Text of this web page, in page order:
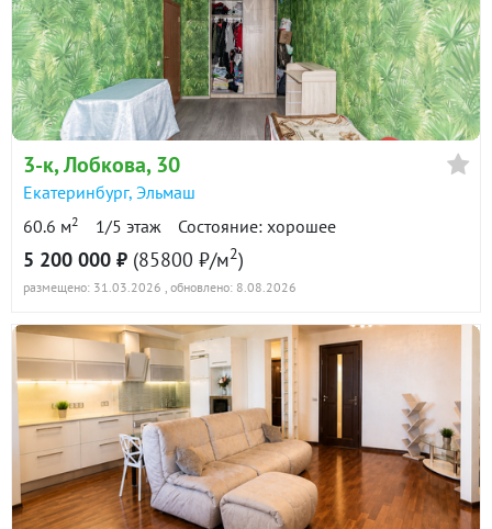
3-к, Лобкова, 30
Екатеринбург, Эльмаш
60.6 м2 1/5 этаж Состояние: хорошее
5 200 000 ₽ (85800 ₽/м2)
размещено: 31.03.2026 , обновлено: 8.08.2026